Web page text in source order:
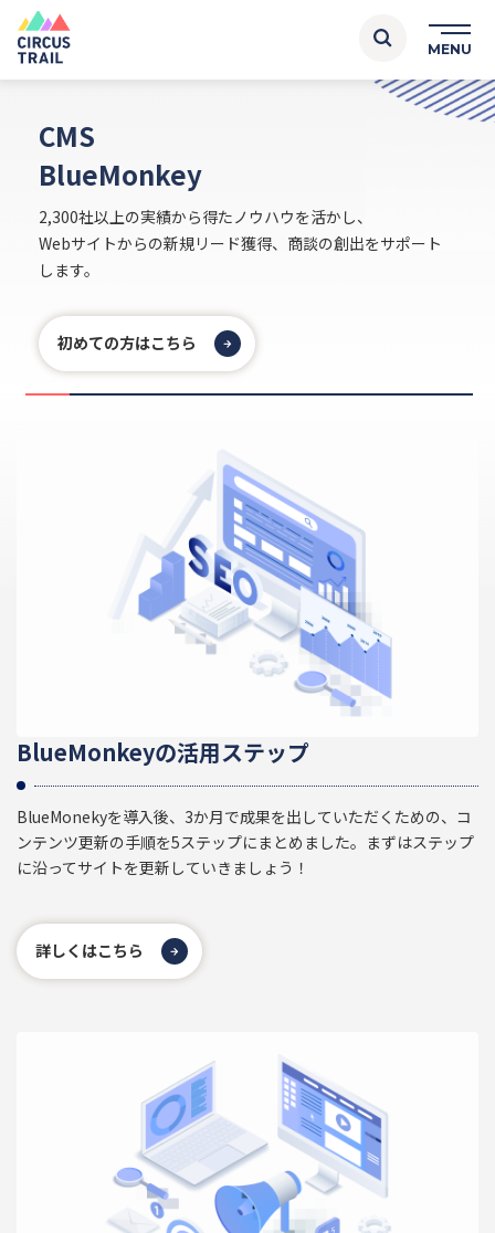
CMS
BlueMonkey
2,300社以上の実績から得たノウハウを活かし、
Webサイトからの新規リード獲得、商談の創出をサポート
します。
初めての方はこちら
BlueMonkeyの活用ステップ
BlueMonekyを導入後、3か月で成果を出していただくための、コ
ンテンツ更新の手順を5ステップにまとめました。まずはステップ
に沿ってサイトを更新していきましょう！
詳しくはこちら